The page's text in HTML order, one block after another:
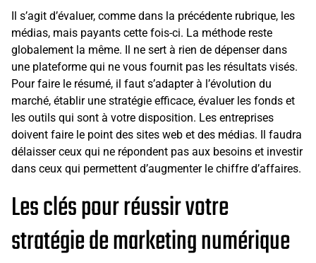
Il s’agit d’évaluer, comme dans la précédente rubrique, les
médias, mais payants cette fois-ci. La méthode reste
globalement la même. Il ne sert à rien de dépenser dans
une plateforme qui ne vous fournit pas les résultats visés.
Pour faire le résumé, il faut s’adapter à l’évolution du
marché, établir une stratégie efficace, évaluer les fonds et
les outils qui sont à votre disposition. Les entreprises
doivent faire le point des sites web et des médias. Il faudra
délaisser ceux qui ne répondent pas aux besoins et investir
dans ceux qui permettent d’augmenter le chiffre d’affaires.
Les clés pour réussir votre
stratégie de marketing numérique